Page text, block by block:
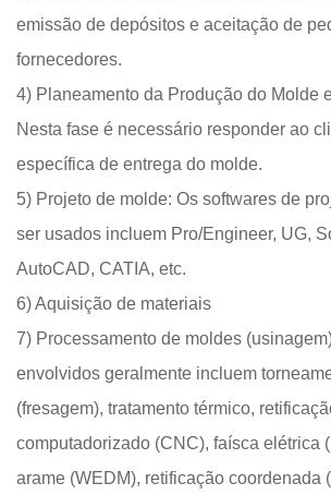
emissão de depósitos e aceitação de
fornecedores.
4) Planeamento da Produção do Molde
Nesta fase é necessário responder ao
específica de entrega do molde.
5) Projeto de molde: Os softwares de
ser usados ​​incluem Pro/Engineer, UG,
AutoCAD, CATIA, etc.
6) Aquisição de materiais
7) Processamento de moldes
envolvidos geralmente incluem
(fresagem), tratamento térmico,
computadorizado (CNC), faísca elétrica
arame (WEDM), retificação coordenada